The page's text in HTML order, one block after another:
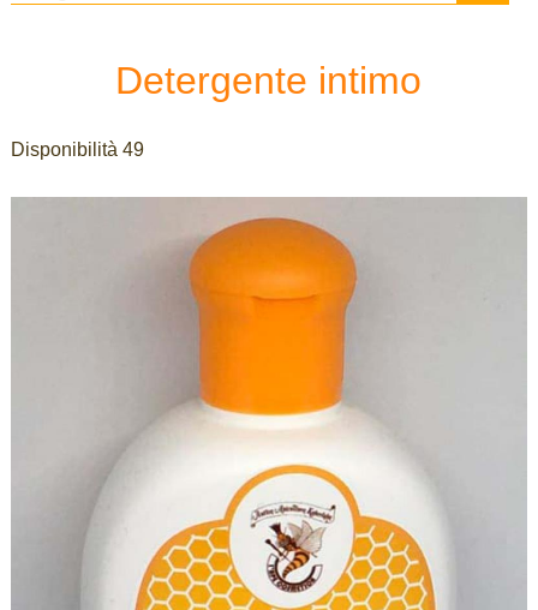
Detergente intimo
Disponibilità 49